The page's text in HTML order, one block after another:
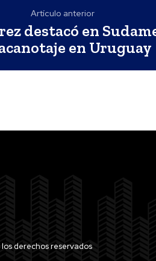
Artículo anterior
destacó en
en Uruguay
derechos reservados